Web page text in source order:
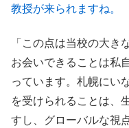
教授が来られますね。
「この点は当校の大き
お会いできることは私
っています。札幌にい
を受けられることは、
すし、グローバルな視